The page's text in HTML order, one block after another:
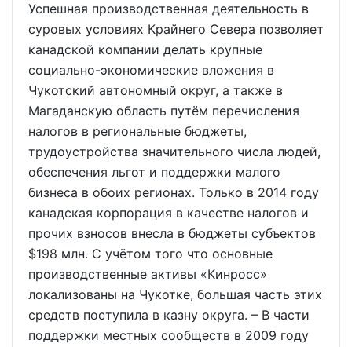
Успешная производственная деятельность в
суровых условиях Крайнего Севера позволяет
канадской компании делать крупные
социально-экономические вложения в
Чукотский автономный округ, а также в
Магаданскую область путём перечисления
налогов в региональные бюджеты,
трудоустройства значительного числа людей,
обеспечения льгот и поддержки малого
бизнеса в обоих регионах. Только в 2014 году
канадская корпорация в качестве налогов и
прочих взносов внесла в бюджеты субъектов
$198 млн. С учётом того что основные
производственные активы «Кинросс»
локализованы на Чукотке, большая часть этих
средств поступила в казну округа. – В части
поддержки местных сообществ в 2009 году